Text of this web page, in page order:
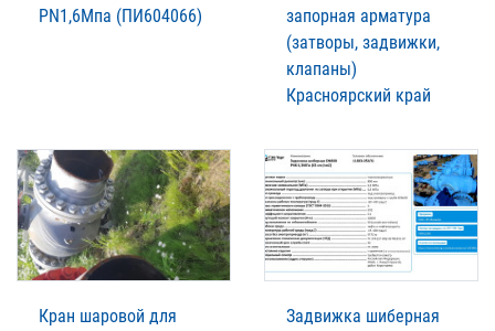
PN1,6Мпа (ПИ604066)
запорная арматура
(затворы, задвижки,
клапаны)
Красноярский край
Кран шаровой для
Задвижка шиберная